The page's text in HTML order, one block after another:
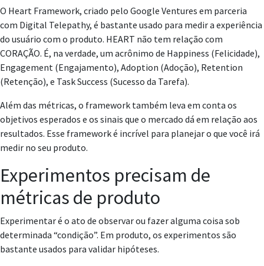
O Heart Framework, criado pelo Google Ventures em parceria
com Digital Telepathy, é bastante usado para medir a experiência
do usuário com o produto. HEART não tem relação com
CORAÇÃO. É, na verdade, um acrônimo de Happiness (Felicidade),
Engagement (Engajamento), Adoption (Adoção), Retention
(Retenção), e Task Success (Sucesso da Tarefa).
Além das métricas, o framework também leva em conta os
objetivos esperados e os sinais que o mercado dá em relação aos
resultados. Esse framework é incrível para planejar o que você irá
medir no seu produto.
Experimentos precisam de
métricas de produto
Experimentar é o ato de observar ou fazer alguma coisa sob
determinada “condição”. Em produto, os experimentos são
bastante usados para validar hipóteses.